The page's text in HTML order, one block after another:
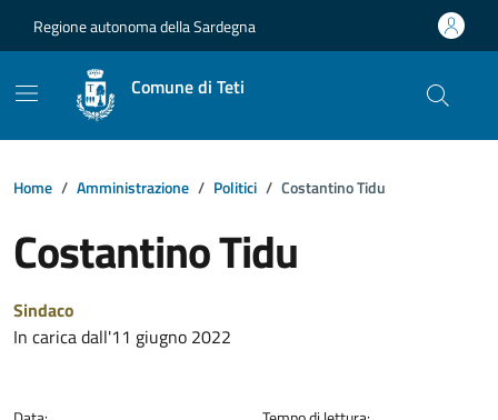
Regione autonoma della Sardegna
Comune di Teti
Home Amministrazione Politici Costantino Tidu
Costantino Tidu
Dettagli della notizia
Sindaco
In carica dall'11 giugno 2022